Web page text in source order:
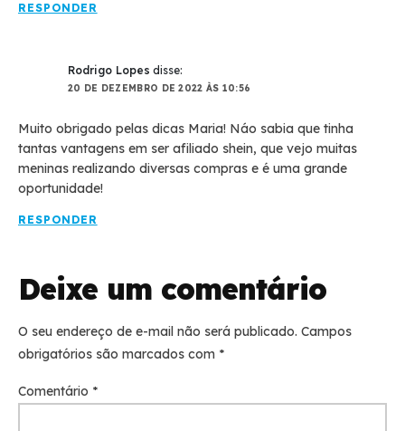
RESPONDER
Rodrigo Lopes disse:
20 DE DEZEMBRO DE 2022 ÀS 10:56
Muito obrigado pelas dicas Maria! Náo sabia que tinha
tantas vantagens em ser afiliado shein, que vejo muitas
meninas realizando diversas compras e é uma grande
oportunidade!
RESPONDER
Deixe um comentário
O seu endereço de e-mail não será publicado. Campos
obrigatórios são marcados com *
Comentário *